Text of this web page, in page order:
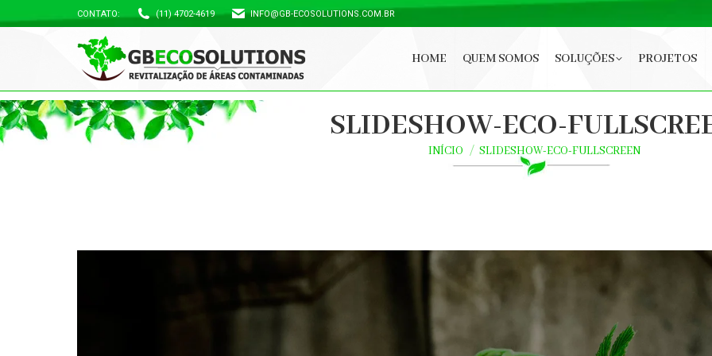
CONTATO: (11) 4702-4619 INFO@GB-ECOSOLUTIONS.COM.BR
HOME QUEM SOMOS SOLUÇÕES PROJETOS
SLIDESHOW-ECO-
Você está aqui:
INÍCIO SLIDESHOW-ECO-FULLSCREEN